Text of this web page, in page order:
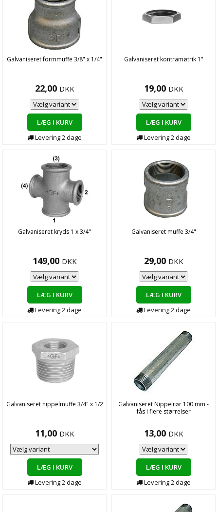
Galvaniseret formmuffe 3/8" x 1/4"
22,00 DKK
LÆG I KURV
Levering2dage
Galvaniseret kontramøtrik 1"
19,00 DKK
LÆG I KURV
Levering2dage
Galvaniseret kryds 1 x 3/4"
149,00 DKK
LÆG I KURV
Levering2dage
Galvaniseret muffe 3/4"
29,00 DKK
LÆG I KURV
Levering2dage
Galvaniseret nippelmuffe 3/4" x 1/2
11,00 DKK
LÆG I KURV
Levering2dage
Galvaniseret Nippelrør 100 mm -
fås i flere størrelser
13,00 DKK
LÆG I KURV
Levering2dage